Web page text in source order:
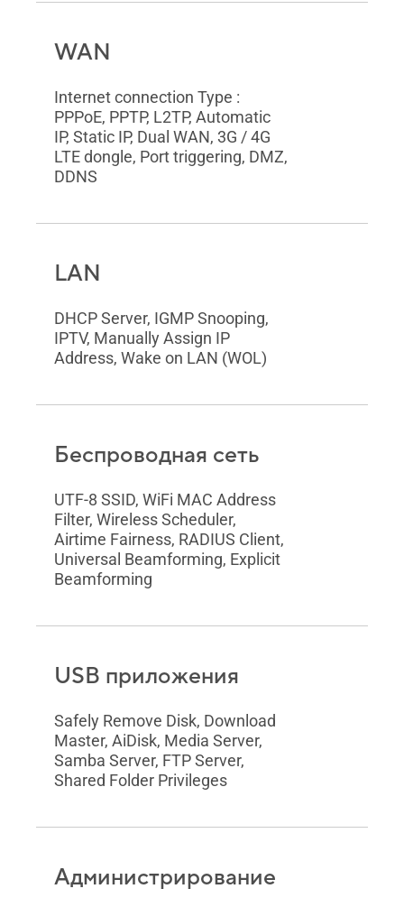
WAN
Internet connection Type :
PPPoE, PPTP, L2TP, Automatic
IP, Static IP, Dual WAN, 3G / 4G
LTE dongle, Port triggering, DMZ,
DDNS
LAN
DHCP Server, IGMP Snooping,
IPTV, Manually Assign IP
Address, Wake on LAN (WOL)
Беспроводная сеть
UTF-8 SSID, WiFi MAC Address
Filter, Wireless Scheduler,
Airtime Fairness, RADIUS Client,
Universal Beamforming, Explicit
Beamforming
USB приложения
Safely Remove Disk, Download
Master, AiDisk, Media Server,
Samba Server, FTP Server,
Shared Folder Privileges
Администрирование